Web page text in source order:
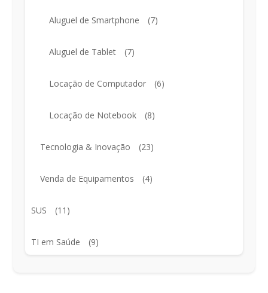
Aluguel de Smartphone (7)
Aluguel de Tablet (7)
Locação de Computador (6)
Locação de Notebook (8)
Tecnologia & Inovação (23)
Venda de Equipamentos (4)
SUS (11)
TI em Saúde (9)